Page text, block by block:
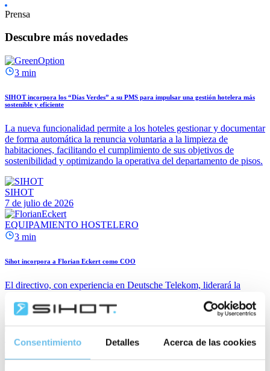
Consentimiento Detalles Acerca de las cookies
Prensa
Descubre más novedades
3 min
SIHOT incorpora los “Días Verdes” a su PMS para impulsar una gestión hotelera más
sostenible y eficiente
La nueva funcionalidad permite a los hoteles gestionar y documentar
de forma automática la renuncia voluntaria a la limpieza de
habitaciones, facilitando el cumplimiento de sus objetivos de
sostenibilidad y optimizando la operativa del departamento de pisos.
SIHOT
7 de julio de 2026
EQUIPAMIENTO HOSTELERO
3 min
Sihot incorpora a Florian Eckert como COO
El directivo, con experiencia en Deutsche Telekom, liderará la
eficiencia y evolución tecnológica.
SIHOT
21 de abril de 2026